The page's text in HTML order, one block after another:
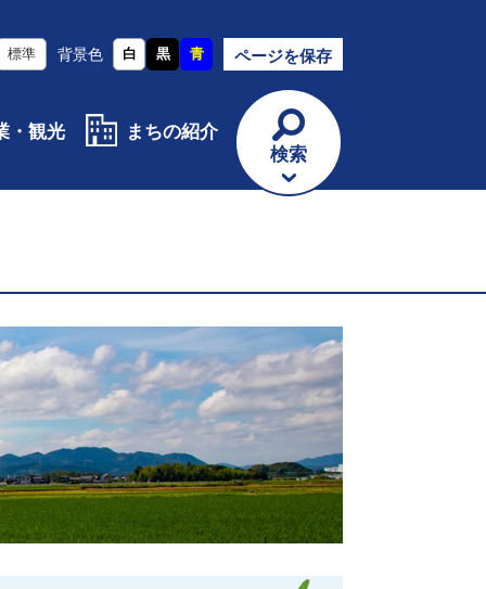
標準 背景色 白 黒 青 ページを保存
・観光
まちの紹介
検索